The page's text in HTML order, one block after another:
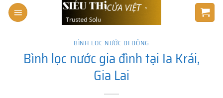
Skip
BÌNH LỌC NƯỚC DI ĐỘNG
Bình lọc nước gia đình tại Ia Krái,
Gia Lai